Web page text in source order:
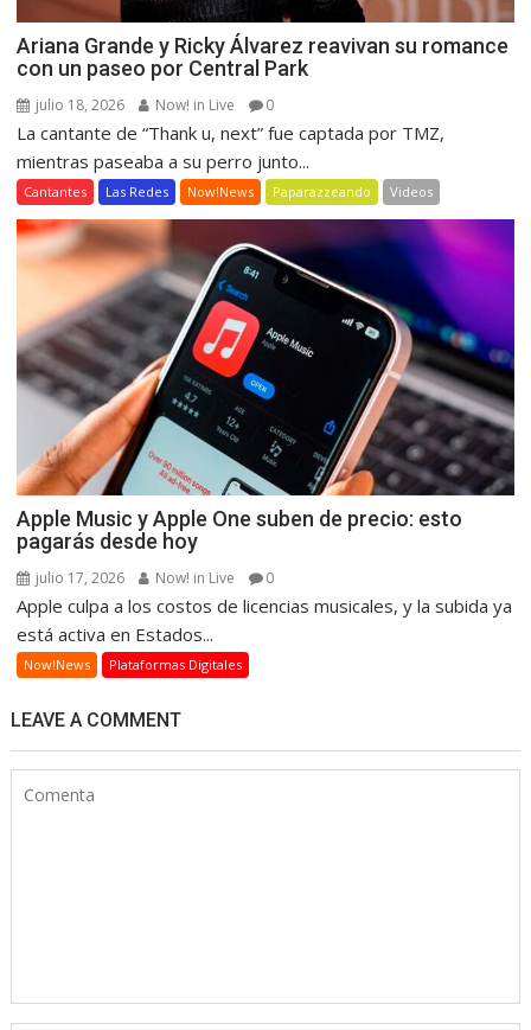
Ariana Grande y Ricky Álvarez reavivan su romance
con un paseo por Central Park
julio 18, 2026 Now! in Live 0
La cantante de “Thank u, next” fue captada por TMZ,
mientras paseaba a su perro junto...
Cantantes Las Redes Now!News Paparazzeando Videos
Apple Music y Apple One suben de precio: esto
pagarás desde hoy
julio 17, 2026 Now! in Live 0
Apple culpa a los costos de licencias musicales, y la subida ya
está activa en Estados...
Now!News Plataformas Digitales
LEAVE A COMMENT